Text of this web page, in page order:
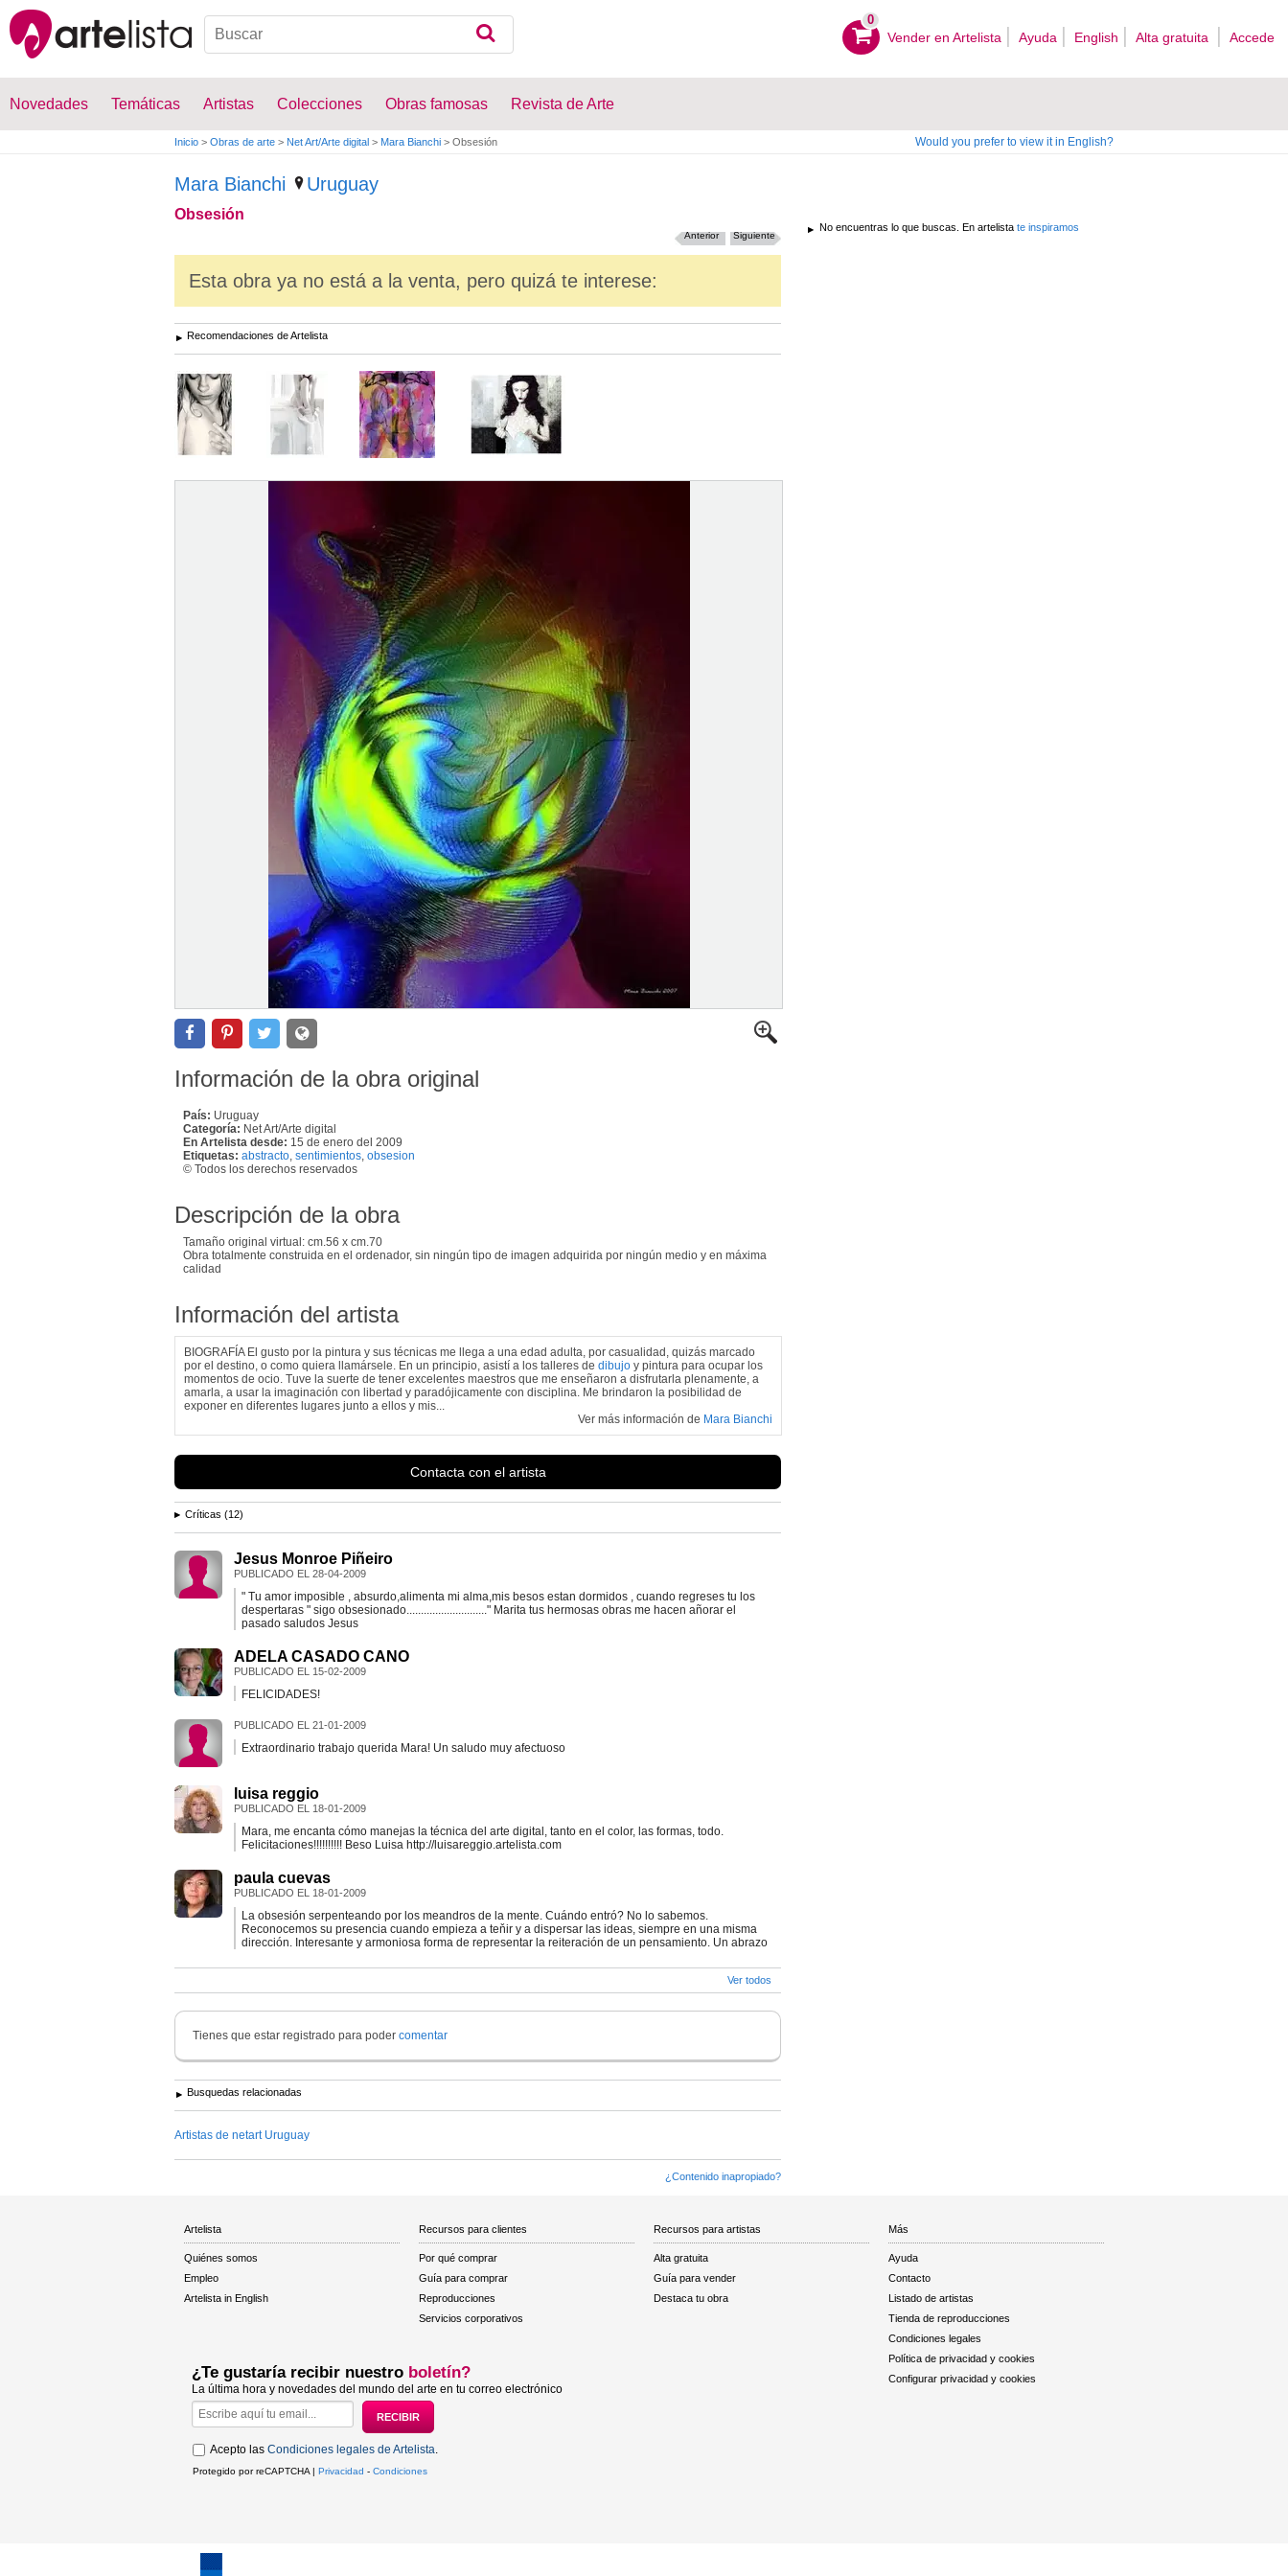
0
Vender en Artelista Ayuda English Alta gratuita Accede
Novedades Temáticas Artistas Colecciones Obras famosas Revista de Arte
Inicio > Obras de arte > Net Art/Arte digital > Mara Bianchi > Obsesión Would you prefer to view it in English?
Mara Bianchi Uruguay
Obsesión
Siguiente
Anterior
Esta obra ya no está a la venta, pero quizá te interese:
Recomendaciones de Artelista
Información de la obra original
País: Uruguay
Categoría: Net Art/Arte digital
En Artelista desde: 15 de enero del 2009
Etiquetas: abstracto sentimientos obsesion
© Todos los derechos reservados
Descripción de la obra
Tamaño original virtual: cm.56 x cm.70
Obra totalmente construida en el ordenador, sin ningún tipo de imagen adquirida por ningún medio y en máxima
calidad
Información del artista
BIOGRAFÍA El gusto por la pintura y sus técnicas me llega a una edad adulta, por casualidad, quizás marcado
por el destino, o como quiera llamársele. En un principio, asistí a los talleres de dibujo y pintura para ocupar los
momentos de ocio. Tuve la suerte de tener excelentes maestros que me enseñaron a disfrutarla plenamente, a
amarla, a usar la imaginación con libertad y paradójicamente con disciplina. Me brindaron la posibilidad de
exponer en diferentes lugares junto a ellos y mis...
Ver más información de Mara Bianchi
Contacta con el artista
Críticas (12)
Jesus Monroe Piñeiro
PUBLICADO EL 28-04-2009
" Tu amor imposible , absurdo,alimenta mi alma,mis besos estan dormidos , cuando regreses tu los
despertaras " sigo obsesionado............................" Marita tus hermosas obras me hacen añorar el
pasado saludos Jesus
ADELA CASADO CANO
PUBLICADO EL 15-02-2009
FELICIDADES!
PUBLICADO EL 21-01-2009
Extraordinario trabajo querida Mara! Un saludo muy afectuoso
luisa reggio
PUBLICADO EL 18-01-2009
Mara, me encanta cómo manejas la técnica del arte digital, tanto en el color, las formas, todo.
Felicitaciones!!!!!!!!!! Beso Luisa http://luisareggio.artelista.com
paula cuevas
PUBLICADO EL 18-01-2009
La obsesión serpenteando por los meandros de la mente. Cuándo entró? No lo sabemos.
Reconocemos su presencia cuando empieza a teňir y a dispersar las ideas, siempre en una misma
dirección. Interesante y armoniosa forma de representar la reiteración de un pensamiento. Un abrazo
Ver todos
Tienes que estar registrado para poder comentar
Busquedas relacionadas
Artistas de netart Uruguay
¿Contenido inapropiado?
No encuentras lo que buscas. En artelista te inspiramos
Artelista
Quiénes somos
Empleo
Artelista in English
Recursos para clientes
Por qué comprar
Guía para comprar
Reproducciones
Servicios corporativos
Recursos para artistas
Alta gratuita
Guía para vender
Destaca tu obra
Más
Ayuda
Contacto
Listado de artistas
Tienda de reproducciones
Condiciones legales
Política de privacidad y cookies
Configurar privacidad y cookies
¿Te gustaría recibir nuestro boletín?
La última hora y novedades del mundo del arte en tu correo electrónico
Acepto las Condiciones legales de Artelista
Protegido por reCAPTCHA | Privacidad - Condiciones